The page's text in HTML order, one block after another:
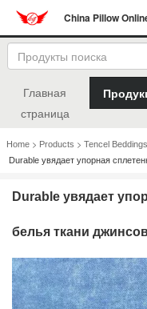
China Pillow
Главная
страница
Home > Products > Tencel Beddings
Durable увядает упорная
Durable увядает
белья ткани